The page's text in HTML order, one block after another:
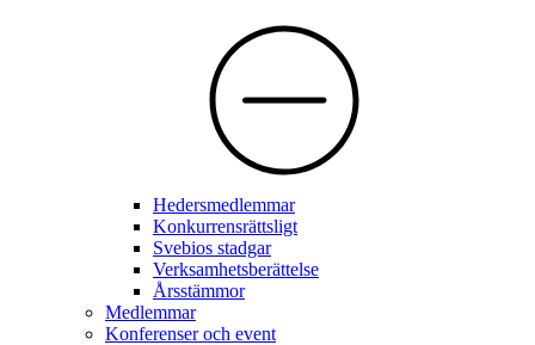
Hedersmedlemmar
Konkurrensrättsligt
Svebios stadgar
Verksamhetsberättelse
Årsstämmor
Medlemmar
Konferenser och event